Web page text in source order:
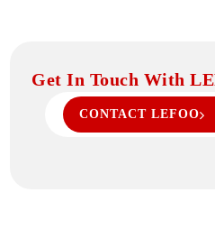
Get In Touch With
CONTACT LEFOO